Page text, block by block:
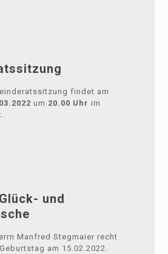
findet am
um 20.00 Uhr im
und
Manfred Stegmaier recht
am 15.02.2022.